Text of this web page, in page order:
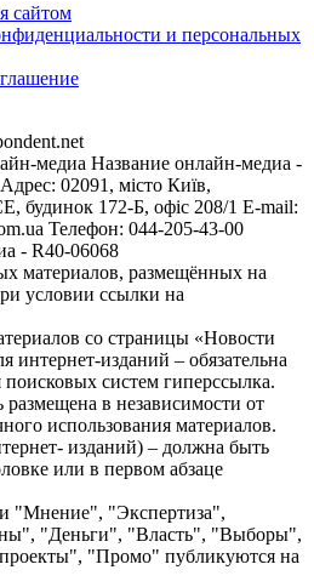
сайтом
и персональных
медиа Название онлайн-медиа -
02091, місто Київ,
172-Б, офіс 208/1 E-mail:
Телефон: 044-205-43-00
- R40-06068
материалов, размещённых на
условии ссылки на
со страницы «Новости
интернет-изданий – обязательна
поисковых систем гиперссылка.
в независимости от
использования материалов.
изданий) – должна быть
или в первом абзаце
"Мнение", "Экспертиза",
"Деньги", "Власть", "Выборы",
"Промо" публикуются на